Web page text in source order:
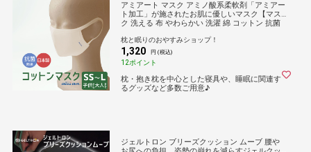
アミアート マスク アミノ酸系柔軟剤「アミアー
ト加工」が施されたお肌に優しいマスク【マス
ク 洗える 布 やわらかい 洗濯 綿 コットン 抗菌
性 大人 子ども 子供 定価販売 日本製 国産】
枕と眠りのおやすみショップ！
1,320 円 (税込)
12ポイント
枕・抱き枕を中心とした寝具や、睡眠に関連す
るグッズなど多数ご用意♪
ジェルトロン ブリーズクッション ムーブ 腰や